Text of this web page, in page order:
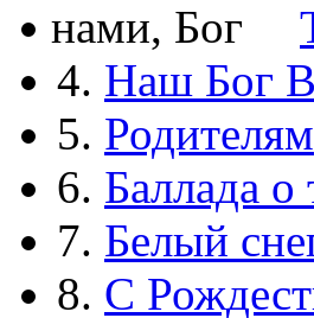
4. Наш Бог
5. Родителям
6. Баллада о
7. Белый
8. С